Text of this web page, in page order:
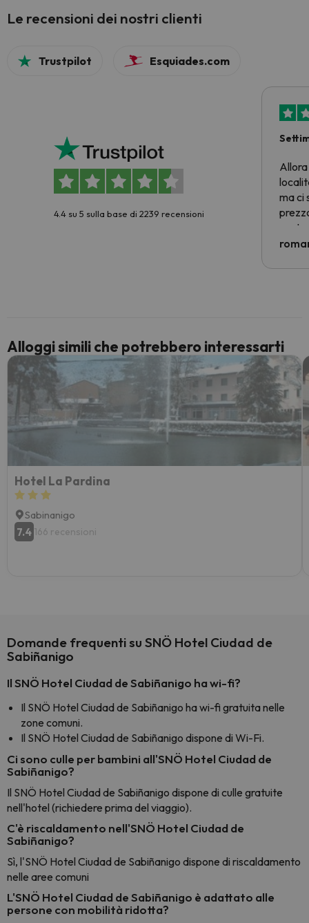
Le recensioni dei nostri clienti
Trustpilot Esquiades.com
4.4 su 5 sulla base di 2239 recensioni
Allora
ma ci
Alloggi simili che potrebbero interessarti
Hotel La Pardina
Sabinanigo
7.4 166 recensioni
Domande frequenti su SNÖ Hotel Ciudad de
Sabiñanigo
Il SNÖ Hotel Ciudad de Sabiñanigo ha wi-fi?
Il SNÖ Hotel Ciudad de Sabiñanigo ha wi-fi gratuita nelle
zone comuni.
Il SNÖ Hotel Ciudad de Sabiñanigo dispone di Wi-Fi.
Ci sono culle per bambini all'SNÖ Hotel Ciudad de
Sabiñanigo?
Il SNÖ Hotel Ciudad de Sabiñanigo dispone di culle gratuite
nell'hotel (richiedere prima del viaggio).
C'è riscaldamento nell'SNÖ Hotel Ciudad de
Sabiñanigo?
Sì, l'SNÖ Hotel Ciudad de Sabiñanigo dispone di riscaldamento
nelle aree comuni
L'SNÖ Hotel Ciudad de Sabiñanigo è adattato alle
persone con mobilità ridotta?